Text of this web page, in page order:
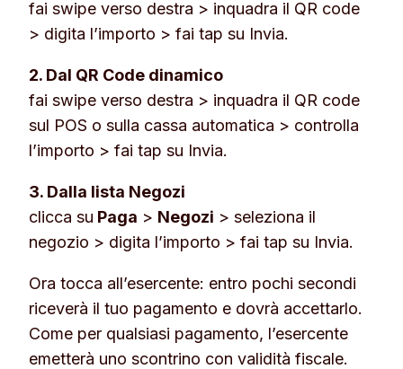
fai swipe verso destra > inquadra il QR code
> digita l’importo > fai tap su Invia.
2. Dal QR Code dinamico
fai swipe verso destra > inquadra il QR code
sul POS o sulla cassa automatica > controlla
l’importo > fai tap su Invia.
3. Dalla lista Negozi
clicca su Paga > Negozi > seleziona il
negozio > digita l’importo > fai tap su Invia.
Ora tocca all’esercente: entro pochi secondi
riceverà il tuo pagamento e dovrà accettarlo.
Come per qualsiasi pagamento, l’esercente
emetterà uno scontrino con validità fiscale.